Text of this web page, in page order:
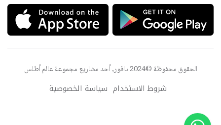
الحقوق محفوظة ©2024 دافور, أحد مشاريع مجموعة عالم أطلس
شروط الاستخدام سياسة الخصوصية